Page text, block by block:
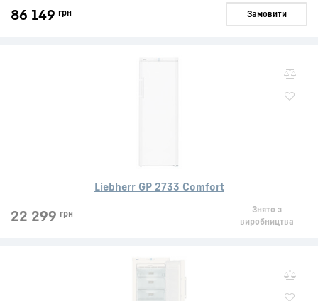
86 149 грн Замовити
Liebherr GP 2733 Comfort
22 299 грн
Знято з
виробництва